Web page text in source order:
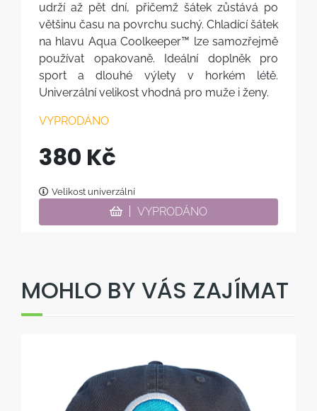
udrží až pět dní, přičemž šátek zůstává po
většinu času na povrchu suchý. Chladící šátek
na hlavu Aqua Coolkeeper™ lze samozřejmě
používat opakovaně. Ideální doplněk pro
sport a dlouhé výlety v horkém létě.
Univerzální velikost vhodná pro muže i ženy.
VYPRODÁNO
380 Kč
Velikost univerzální
VYPRODÁNO
MOHLO BY VÁS ZAJÍMAT